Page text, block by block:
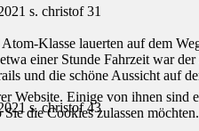
Klasse lauerten auf dem
einer Stunde Fahrzeit war
und die schöne Aussicht auf
Website. Einige von ihnen sind
Sie die Cookies zulassen